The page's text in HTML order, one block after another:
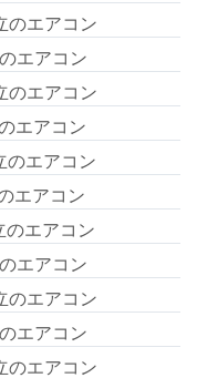
のエアコン
エアコン
のエアコン
エアコン
のエアコン
エアコン
のエアコン
エアコン
のエアコン
エアコン
のエアコン